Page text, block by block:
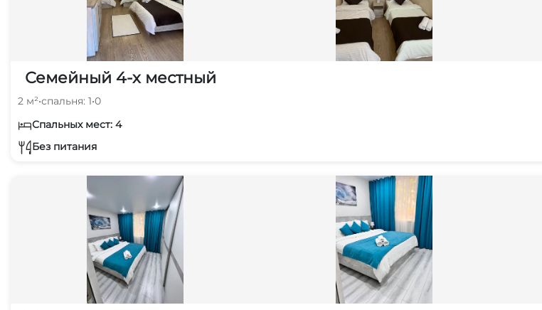
Семейный 4-х местный
2 м²•спальня: 1•0
Спальных мест: 4
Без питания